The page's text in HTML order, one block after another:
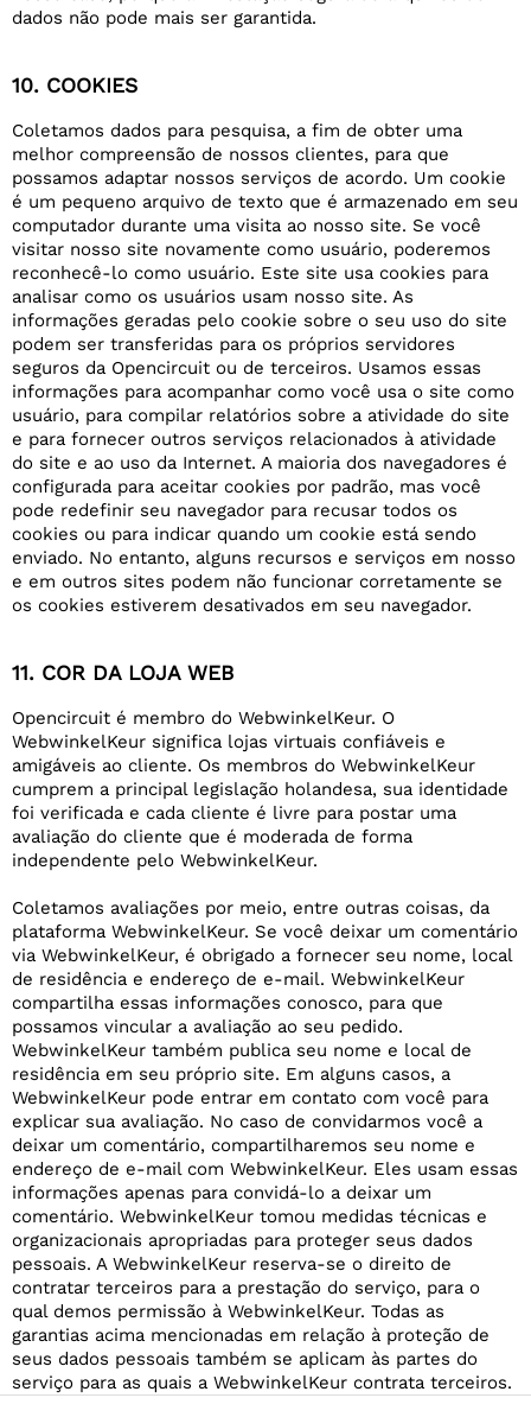
dados não pode mais ser garantida.
10. COOKIES
Coletamos dados para pesquisa, a fim de obter uma
melhor compreensão de nossos clientes, para que
possamos adaptar nossos serviços de acordo. Um cookie
é um pequeno arquivo de texto que é armazenado em seu
computador durante uma visita ao nosso site. Se você
visitar nosso site novamente como usuário, poderemos
reconhecê-lo como usuário. Este site usa cookies para
analisar como os usuários usam nosso site. As
informações geradas pelo cookie sobre o seu uso do site
podem ser transferidas para os próprios servidores
seguros da Opencircuit ou de terceiros. Usamos essas
informações para acompanhar como você usa o site como
usuário, para compilar relatórios sobre a atividade do site
e para fornecer outros serviços relacionados à atividade
do site e ao uso da Internet. A maioria dos navegadores é
configurada para aceitar cookies por padrão, mas você
pode redefinir seu navegador para recusar todos os
cookies ou para indicar quando um cookie está sendo
enviado. No entanto, alguns recursos e serviços em nosso
e em outros sites podem não funcionar corretamente se
os cookies estiverem desativados em seu navegador.
11. COR DA LOJA WEB
Opencircuit é membro do WebwinkelKeur. O
WebwinkelKeur significa lojas virtuais confiáveis e
amigáveis ao cliente. Os membros do WebwinkelKeur
cumprem a principal legislação holandesa, sua identidade
foi verificada e cada cliente é livre para postar uma
avaliação do cliente que é moderada de forma
independente pelo WebwinkelKeur.
Coletamos avaliações por meio, entre outras coisas, da
plataforma WebwinkelKeur. Se você deixar um comentário
via WebwinkelKeur, é obrigado a fornecer seu nome, local
de residência e endereço de e-mail. WebwinkelKeur
compartilha essas informações conosco, para que
possamos vincular a avaliação ao seu pedido.
WebwinkelKeur também publica seu nome e local de
residência em seu próprio site. Em alguns casos, a
WebwinkelKeur pode entrar em contato com você para
explicar sua avaliação. No caso de convidarmos você a
deixar um comentário, compartilharemos seu nome e
endereço de e-mail com WebwinkelKeur. Eles usam essas
informações apenas para convidá-lo a deixar um
comentário. WebwinkelKeur tomou medidas técnicas e
organizacionais apropriadas para proteger seus dados
pessoais. A WebwinkelKeur reserva-se o direito de
contratar terceiros para a prestação do serviço, para o
qual demos permissão à WebwinkelKeur. Todas as
garantias acima mencionadas em relação à proteção de
seus dados pessoais também se aplicam às partes do
serviço para as quais a WebwinkelKeur contrata terceiros.